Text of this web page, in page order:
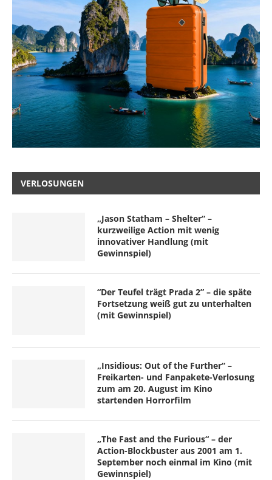
VERLOSUNGEN
„Jason Statham – Shelter“ –
kurzweilige Action mit wenig
innovativer Handlung (mit
Gewinnspiel)
“Der Teufel trägt Prada 2” – die späte
Fortsetzung weiß gut zu unterhalten
(mit Gewinnspiel)
„Insidious: Out of the Further“ –
Freikarten- und Fanpakete-Verlosung
zum am 20. August im Kino
startenden Horrorfilm
„The Fast and the Furious“ – der
Action-Blockbuster aus 2001 am 1.
September noch einmal im Kino (mit
Gewinnspiel)